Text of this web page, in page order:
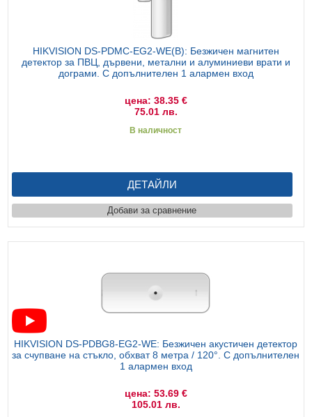
HIKVISION DS-PDMC-EG2-WE(B): Безжичен магнитен
детектор за ПВЦ, дървени, метални и алуминиеви врати и
дограми. С допълнителен 1 алармен вход
цена: 38.35 €
75.01 лв.
В наличност
ДЕТАЙЛИ
Добави за сравнение
HIKVISION DS-PDBG8-EG2-WE: Безжичен акустичен детектор
за счупване на стъкло, обхват 8 метра / 120°. С допълнителен
1 алармен вход
цена: 53.69 €
105.01 лв.